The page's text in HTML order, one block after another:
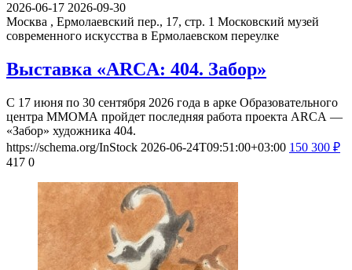
2026-06-17 2026-09-30
Москва , Ермолаевский пер., 17, стр. 1 Московский музей
современного искусства в Ермолаевском переулке
Выставка «ARCA: 404. Забор»
С 17 июня по 30 сентября 2026 года в арке Образовательного
центра ММОМА пройдет последняя работа проекта ARCA —
«Забор» художника 404.
https://schema.org/InStock 2026-06-24T09:51:00+03:00 150 300 ₽
417 0